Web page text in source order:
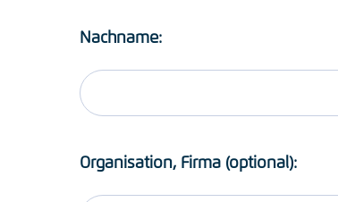
Nachname:
Organisation, Firma (optional):